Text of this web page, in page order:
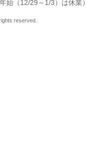
始（12/29～1/3）は休業）
reserved.